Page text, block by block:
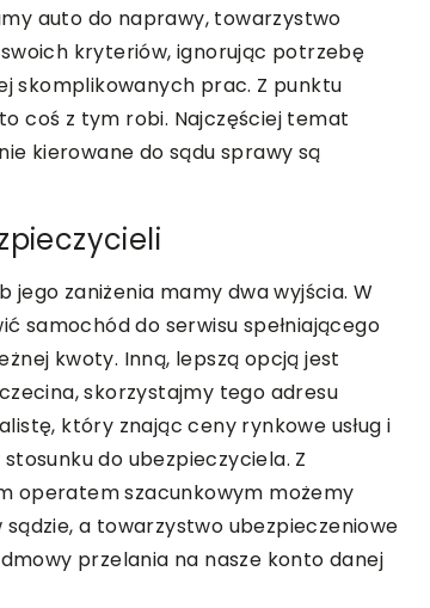
auto do naprawy, towarzystwo
kryteriów, ignorując potrzebę
skomplikowanych prac. Z punktu
coś z tym robi. Najczęściej temat
kierowane do sądu sprawy są
zaniżenia mamy dwa wyjścia. W
samochód do serwisu spełniającego
kwoty. Inną, lepszą opcją jest
skorzystajmy tego adresu
który znając ceny rynkowe usług i
do ubezpieczyciela. Z
operatem szacunkowym możemy
a towarzystwo ubezpieczeniowe
przelania na nasze konto danej